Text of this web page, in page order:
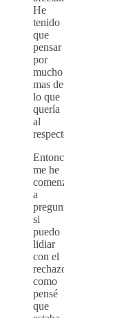
He
tenido
que
pensar
por
mucho
mas de
lo que
quería
al
respecto.
Entonces,
me he
comenzado
a
preguntar
si
puedo
lidiar
con el
rechazo
como
pensé
que